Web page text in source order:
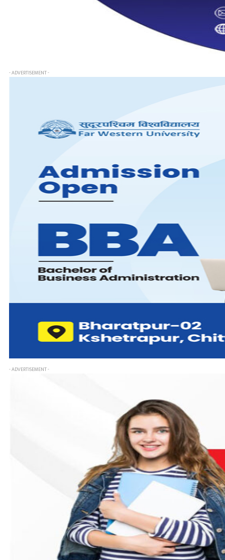
- ADVERTISEMENT -
- ADVERTISEMENT -